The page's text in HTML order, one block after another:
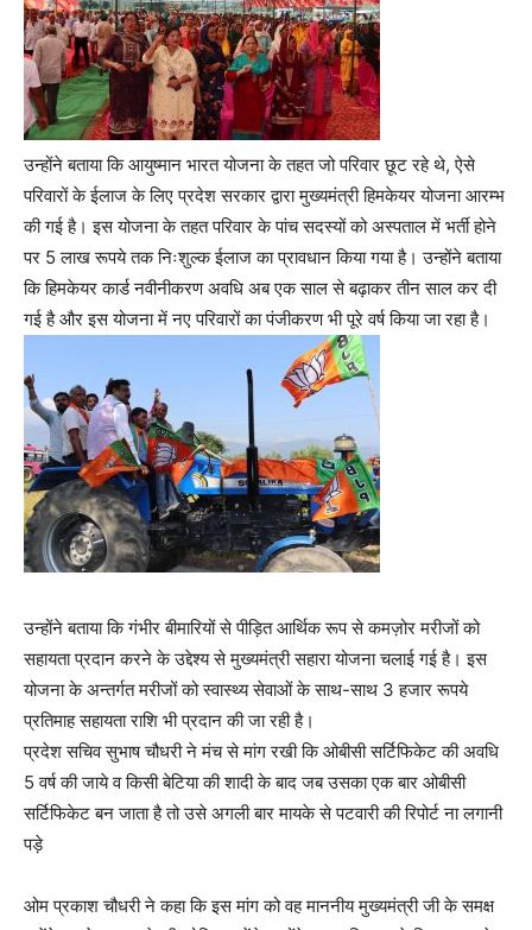
उन्होंने बताया कि आयुष्मान भारत योजना के तहत जो परिवार छूट रहे थे, ऐसे
परिवारों के ईलाज के लिए प्रदेश सरकार द्वारा मुख्यमंत्री हिमकेयर योजना आरम्भ
की गई है। इस योजना के तहत परिवार के पांच सदस्यों को अस्पताल में भर्ती होने
पर 5 लाख रूपये तक निःशुल्क ईलाज का प्रावधान किया गया है। उन्होंने बताया
कि हिमकेयर कार्ड नवीनीकरण अवधि अब एक साल से बढ़ाकर तीन साल कर दी
गई है और इस योजना में नए परिवारों का पंजीकरण भी पूरे वर्ष किया जा रहा है।
उन्होंने बताया कि गंभीर बीमारियों से पीड़ित आर्थिक रूप से कमज़ोर मरीजों को
सहायता प्रदान करने के उद्देश्य से मुख्यमंत्री सहारा योजना चलाई गई है। इस
योजना के अन्तर्गत मरीजों को स्वास्थ्य सेवाओं के साथ-साथ 3 हजार रूपये
प्रतिमाह सहायता राशि भी प्रदान की जा रही है।
प्रदेश सचिव सुभाष चौधरी ने मंच से मांग रखी कि ओबीसी सर्टिफिकेट की अवधि
5 वर्ष की जाये व किसी बेटिया की शादी के बाद जब उसका एक बार ओबीसी
सर्टिफिकेट बन जाता है तो उसे अगली बार मायके से पटवारी की रिपोर्ट ना लगानी
पड़े
ओम प्रकाश चौधरी ने कहा कि इस मांग को वह माननीय मुख्यमंत्री जी के समक्ष